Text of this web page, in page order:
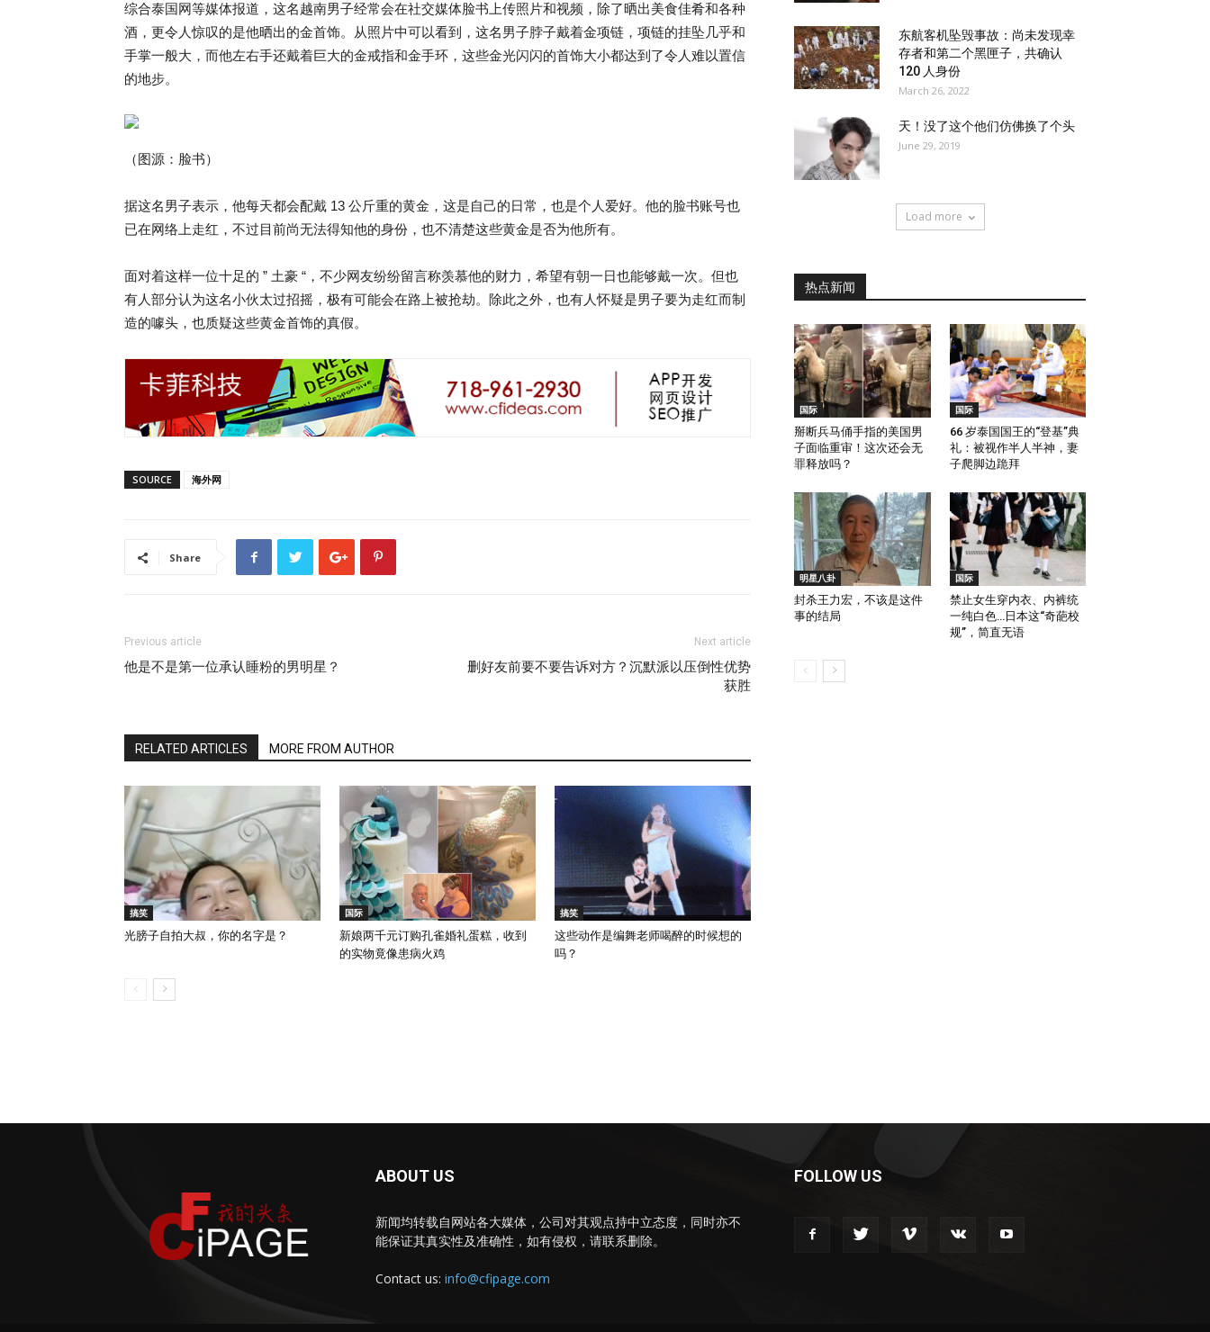
综合泰国网等媒体报道，这名越南男子经常会在社交媒体脸书上传照片和视频，除了晒出美食佳肴和各种
酒，更令人惊叹的是他晒出的金首饰。从照片中可以看到，这名男子脖子戴着金项链，项链的挂坠几乎和
手掌一般大，而他左右手还戴着巨大的金戒指和金手环，这些金光闪闪的首饰大小都达到了令人难以置信
的地步。
（图源：脸书）
据这名男子表示，他每天都会配戴 13 公斤重的黄金，这是自己的日常，也是个人爱好。他的脸书账号也
已在网络上走红，不过目前尚无法得知他的身份，也不清楚这些黄金是否为他所有。
面对着这样一位十足的 ” 土豪 “，不少网友纷纷留言称羡慕他的财力，希望有朝一日也能够戴一次。但也
有人部分认为这名小伙太过招摇，极有可能会在路上被抢劫。除此之外，也有人怀疑是男子要为走红而制
造的噱头，也质疑这些黄金首饰的真假。
SOURCE 海外网
Share
Previous article
他是不是第一位承认睡粉的男明星？
Next article
删好友前要不要告诉对方？沉默派以压倒性优势
获胜
RELATED ARTICLES MORE FROM AUTHOR
搞笑
光膀子自拍大叔，你的名字是？
国际
新娘两千元订购孔雀婚礼蛋糕，收到
的实物竟像患病火鸡
搞笑
这些动作是编舞老师喝醉的时候想的
吗？
东航客机坠毁事故：尚未发现幸
存者和第二个黑匣子，共确认
120 人身份
March 26, 2022
天！没了这个他们仿佛换了个头
June 29, 2019
Load more
热点新闻
国际
掰断兵马俑手指的美国男
子面临重审！这次还会无
罪释放吗？
国际
66 岁泰国国王的“登基”典
礼：被视作半人半神，妻
子爬脚边跪拜
明星八卦
封杀王力宏，不该是这件
事的结局
国际
禁止女生穿内衣、内裤统
一纯白色…日本这“奇葩校
规”，简直无语
ABOUT US
新闻均转载自网站各大媒体，公司对其观点持中立态度，同时亦不
能保证其真实性及准确性，如有侵权，请联系删除。
Contact us: info@cfipage.com
FOLLOW US